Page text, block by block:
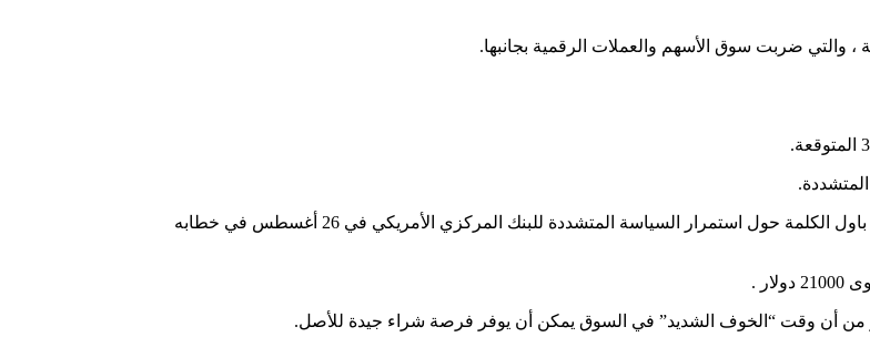
بعد نشر رئيس مجلس الاحتياطي الفيدرالي جيروم باول الكلمة حول استمرار السياسة المتشددة للبنك المركزي الأمريكي في 26 أغسطس في خطابه
من أن وقت “الخوف الشديد” في السوق يمكن أن يوفر فرصة شراء جيدة للأصل.